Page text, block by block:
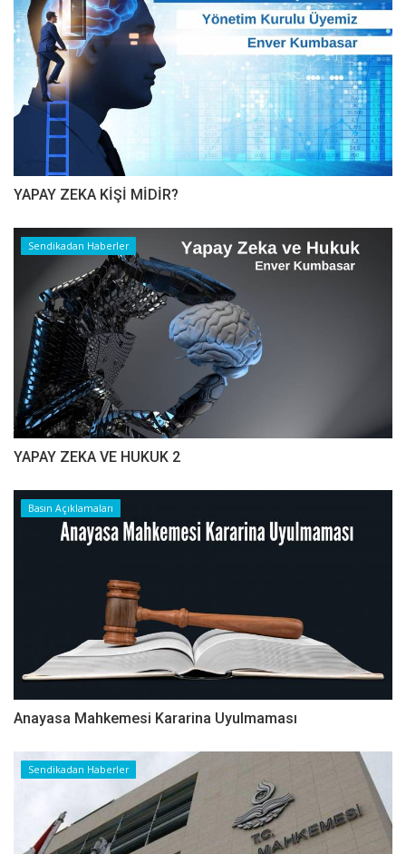
YAPAY ZEKA KİŞİ MİDİR?
Sendikadan Haberler
YAPAY ZEKA VE HUKUK 2
Basın Açıklamaları
Anayasa Mahkemesi Kararina Uyulmaması
Sendikadan Haberler